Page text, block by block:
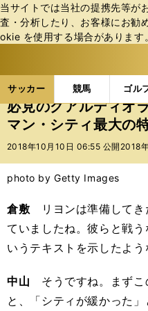
当サイトでは当社の提携先等が
査・分析したり、お客様にお勧
okie を使⽤する場合があります
サッカー 競馬 ゴル
ス
ポ
ル
バ
サッカーの記事一覧
必見のグアルディオ
マン・シティ最大の
2018年10月10日 06:55 公開 2018
photo by Getty Images
倉敷 リヨンは準備してき
ていましたね。彼らと戦
いうテキストを示したよう
中山 そうですね。まずこ
と、「シティが緩かった